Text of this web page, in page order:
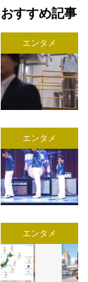
おすすめ記事
エンタメ
エンタメ
エンタメ